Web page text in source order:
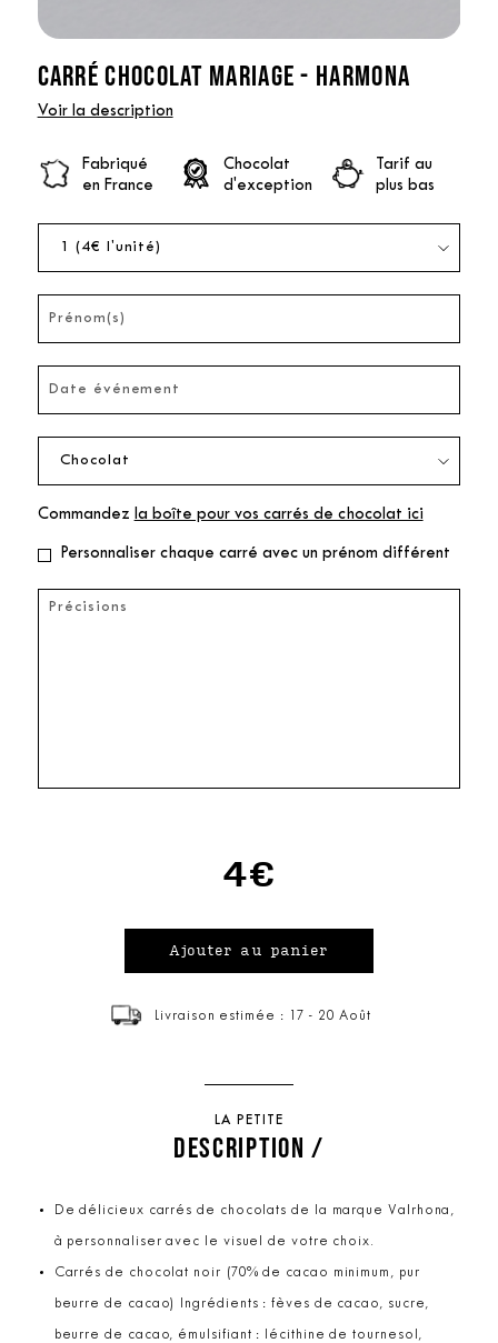
CARRÉ CHOCOLAT MARIAGE - HARMONA
Voir la description
Fabriqué
en France
Chocolat
d'exception
Tarif au
plus bas
Commandez la boîte pour vos carrés de chocolat ici
Personnaliser chaque carré avec un prénom différent
4€
Livraison estimée : 17 - 20 Août
LA PETITE
DESCRIPTION /
De délicieux carrés de chocolats de la marque Valrhona,
à personnaliser avec le visuel de votre choix.
Carrés de chocolat noir (70% de cacao minimum, pur
beurre de cacao) Ingrédients : fèves de cacao, sucre,
beurre de cacao, émulsifiant : lécithine de tournesol,